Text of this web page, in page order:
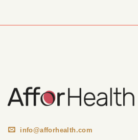
info@afforhealth.com